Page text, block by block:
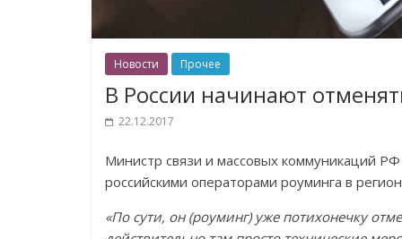
Новости Прочее
В России начинают
22.12.2017
Министр связи и массовых коммуникаций
российскими операторами роуминга в
«По сути, он (роуминг) уже потихонечку